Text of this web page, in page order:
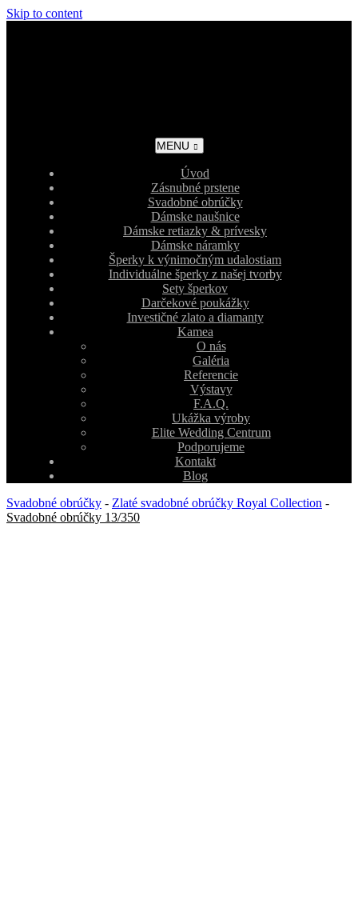
Skip to content
MENU
Úvod
Zásnubné prstene
Svadobné obrúčky
Dámske naušnice
Dámske retiazky & prívesky
Dámske náramky
Šperky k výnimočným udalostiam
Individuálne šperky z našej tvorby
Sety šperkov
Darčekové poukážky
Investičné zlato a diamanty
Kamea
O nás
Galéria
Referencie
Výstavy
F.A.Q.
Ukážka výroby
Elite Wedding Centrum
Podporujeme
Kontakt
Blog
Svadobné obrúčky - Zlaté svadobné obrúčky Royal Collection -
Svadobné obrúčky 13/350